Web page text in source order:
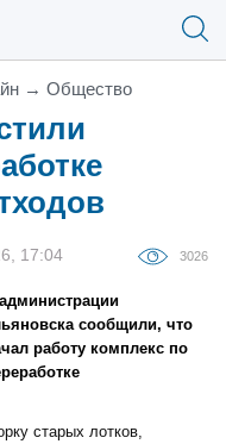
→ Общество
17:04 3026
сообщили, что
работу комплекс по
старых лотков,